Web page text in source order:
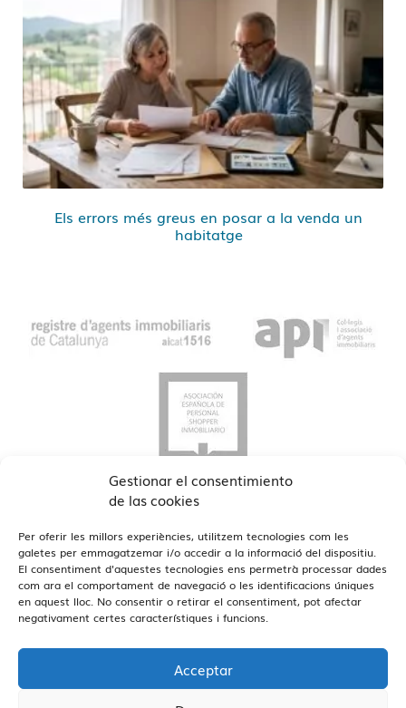
Gestionar el consentimiento
de las cookies
Per oferir les millors experiències, utilitzem tecnologies com les
galetes per emmagatzemar i/o accedir a la informació del dispositiu.
El consentiment d'aquestes tecnologies ens permetrà processar dades
com ara el comportament de navegació o les identificacions úniques
en aquest lloc. No consentir o retirar el consentiment, pot afectar
negativament certes característiques i funcions.
Acceptar
Els errors més greus en posar a la venda un
habitatge
Estamos en Barcelona y Reus Veure Oficines